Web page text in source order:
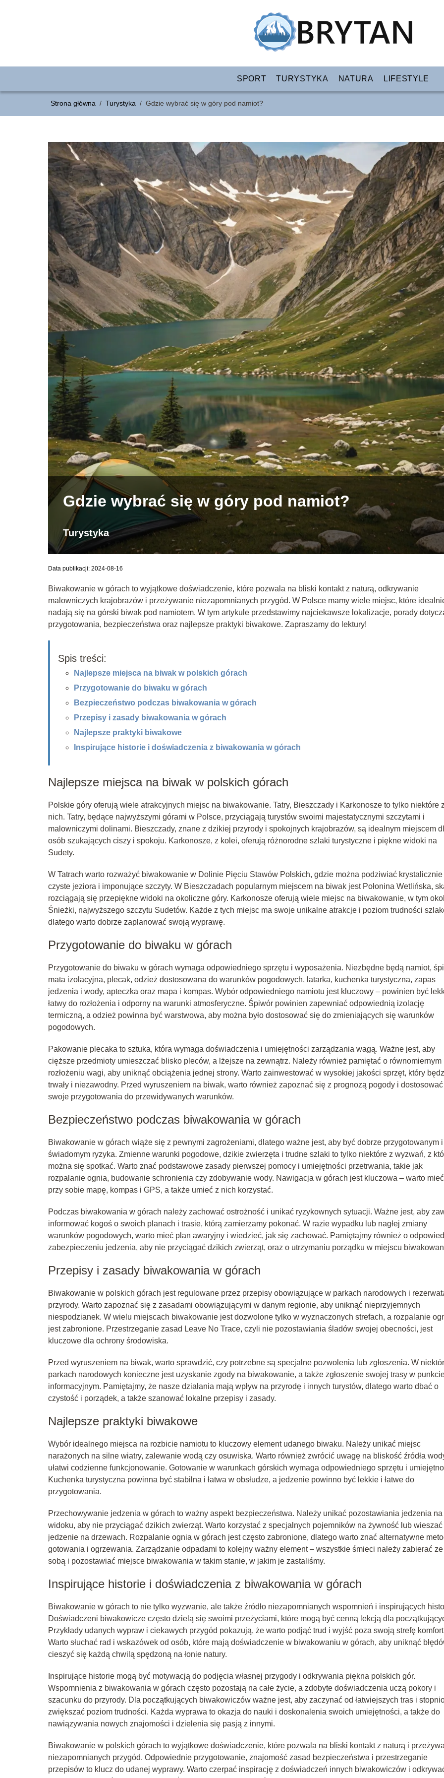
SPORT TURYSTYKA NATURA LIFESTYLE
Strona główna / Turystyka / Gdzie wybrać się w góry pod namiot?
Gdzie wybrać się w góry pod namiot?
Turystyka
Data publikacji: 2024-08-16
Biwakowanie w górach to wyjątkowe doświadczenie, które pozwala na bliski kontakt z naturą, odkrywanie
malowniczych krajobrazów i przeżywanie niezapomnianych przygód. W Polsce mamy wiele miejsc, które
nadają się na górski biwak pod namiotem. W tym artykule przedstawimy najciekawsze lokalizacje, porady
przygotowania, bezpieczeństwa oraz najlepsze praktyki biwakowe. Zapraszamy do lektury!
Spis treści:
Najlepsze miejsca na biwak w polskich górach
Przygotowanie do biwaku w górach
Bezpieczeństwo podczas biwakowania w górach
Przepisy i zasady biwakowania w górach
Najlepsze praktyki biwakowe
Inspirujące historie i doświadczenia z biwakowania w górach
Najlepsze miejsca na biwak w polskich górach
Polskie góry oferują wiele atrakcyjnych miejsc na biwakowanie. Tatry, Bieszczady i Karkonosze to tylko niektóre z
nich. Tatry, będące najwyższymi górami w Polsce, przyciągają turystów swoimi majestatycznymi szczytami i
malowniczymi dolinami. Bieszczady, znane z dzikiej przyrody i spokojnych krajobrazów, są idealnym miejscem
osób szukających ciszy i spokoju. Karkonosze, z kolei, oferują różnorodne szlaki turystyczne i piękne widoki na
Sudety.
W Tatrach warto rozważyć biwakowanie w Dolinie Pięciu Stawów Polskich, gdzie można podziwiać krystalicznie
czyste jeziora i imponujące szczyty. W Bieszczadach popularnym miejscem na biwak jest Połonina Wetlińska,
rozciągają się przepiękne widoki na okoliczne góry. Karkonosze oferują wiele miejsc na biwakowanie, w tym
Śnieżki, najwyższego szczytu Sudetów. Każde z tych miejsc ma swoje unikalne atrakcje i poziom trudności
dlatego warto dobrze zaplanować swoją wyprawę.
Przygotowanie do biwaku w górach
Przygotowanie do biwaku w górach wymaga odpowiedniego sprzętu i wyposażenia. Niezbędne będą namiot,
mata izolacyjna, plecak, odzież dostosowana do warunków pogodowych, latarka, kuchenka turystyczna, zapas
jedzenia i wody, apteczka oraz mapa i kompas. Wybór odpowiedniego namiotu jest kluczowy – powinien być
łatwy do rozłożenia i odporny na warunki atmosferyczne. Śpiwór powinien zapewniać odpowiednią izolację
termiczną, a odzież powinna być warstwowa, aby można było dostosować się do zmieniających się warunków
pogodowych.
Pakowanie plecaka to sztuka, która wymaga doświadczenia i umiejętności zarządzania wagą. Ważne jest, aby
cięższe przedmioty umieszczać blisko pleców, a lżejsze na zewnątrz. Należy również pamiętać o równomiernym
rozłożeniu wagi, aby uniknąć obciążenia jednej strony. Warto zainwestować w wysokiej jakości sprzęt, który
trwały i niezawodny. Przed wyruszeniem na biwak, warto również zapoznać się z prognozą pogody i dostosować
swoje przygotowania do przewidywanych warunków.
Bezpieczeństwo podczas biwakowania w górach
Biwakowanie w górach wiąże się z pewnymi zagrożeniami, dlatego ważne jest, aby być dobrze przygotowanym i
świadomym ryzyka. Zmienne warunki pogodowe, dzikie zwierzęta i trudne szlaki to tylko niektóre z wyzwań, z
można się spotkać. Warto znać podstawowe zasady pierwszej pomocy i umiejętności przetrwania, takie jak
rozpalanie ognia, budowanie schronienia czy zdobywanie wody. Nawigacja w górach jest kluczowa – warto mieć
przy sobie mapę, kompas i GPS, a także umieć z nich korzystać.
Podczas biwakowania w górach należy zachować ostrożność i unikać ryzykownych sytuacji. Ważne jest, aby
informować kogoś o swoich planach i trasie, którą zamierzamy pokonać. W razie wypadku lub nagłej zmiany
warunków pogodowych, warto mieć plan awaryjny i wiedzieć, jak się zachować. Pamiętajmy również o
zabezpieczeniu jedzenia, aby nie przyciągać dzikich zwierząt, oraz o utrzymaniu porządku w miejscu
Przepisy i zasady biwakowania w górach
Biwakowanie w polskich górach jest regulowane przez przepisy obowiązujące w parkach narodowych i
przyrody. Warto zapoznać się z zasadami obowiązującymi w danym regionie, aby uniknąć nieprzyjemnych
niespodzianek. W wielu miejscach biwakowanie jest dozwolone tylko w wyznaczonych strefach, a rozpalanie
jest zabronione. Przestrzeganie zasad Leave No Trace, czyli nie pozostawiania śladów swojej obecności, jest
kluczowe dla ochrony środowiska.
Przed wyruszeniem na biwak, warto sprawdzić, czy potrzebne są specjalne pozwolenia lub zgłoszenia. W
parkach narodowych konieczne jest uzyskanie zgody na biwakowanie, a także zgłoszenie swojej trasy w
informacyjnym. Pamiętajmy, że nasze działania mają wpływ na przyrodę i innych turystów, dlatego warto dbać o
czystość i porządek, a także szanować lokalne przepisy i zasady.
Najlepsze praktyki biwakowe
Wybór idealnego miejsca na rozbicie namiotu to kluczowy element udanego biwaku. Należy unikać miejsc
narażonych na silne wiatry, zalewanie wodą czy osuwiska. Warto również zwrócić uwagę na bliskość źródła
ułatwi codzienne funkcjonowanie. Gotowanie w warunkach górskich wymaga odpowiedniego sprzętu i
Kuchenka turystyczna powinna być stabilna i łatwa w obsłudze, a jedzenie powinno być lekkie i łatwe do
przygotowania.
Przechowywanie jedzenia w górach to ważny aspekt bezpieczeństwa. Należy unikać pozostawiania jedzenia na
widoku, aby nie przyciągać dzikich zwierząt. Warto korzystać z specjalnych pojemników na żywność lub wieszać
jedzenie na drzewach. Rozpalanie ognia w górach jest często zabronione, dlatego warto znać alternatywne
gotowania i ogrzewania. Zarządzanie odpadami to kolejny ważny element – wszystkie śmieci należy zabierać ze
sobą i pozostawiać miejsce biwakowania w takim stanie, w jakim je zastaliśmy.
Inspirujące historie i doświadczenia z biwakowania w górach
Biwakowanie w górach to nie tylko wyzwanie, ale także źródło niezapomnianych wspomnień i inspirujących
Doświadczeni biwakowicze często dzielą się swoimi przeżyciami, które mogą być cenną lekcją dla
Przykłady udanych wypraw i ciekawych przygód pokazują, że warto podjąć trud i wyjść poza swoją strefę
Warto słuchać rad i wskazówek od osób, które mają doświadczenie w biwakowaniu w górach, aby uniknąć
cieszyć się każdą chwilą spędzoną na łonie natury.
Inspirujące historie mogą być motywacją do podjęcia własnej przygody i odkrywania piękna polskich gór.
Wspomnienia z biwakowania w górach często pozostają na całe życie, a zdobyte doświadczenia uczą pokory i
szacunku do przyrody. Dla początkujących biwakowiczów ważne jest, aby zaczynać od łatwiejszych tras i
zwiększać poziom trudności. Każda wyprawa to okazja do nauki i doskonalenia swoich umiejętności, a także do
nawiązywania nowych znajomości i dzielenia się pasją z innymi.
Biwakowanie w polskich górach to wyjątkowe doświadczenie, które pozwala na bliski kontakt z naturą i
niezapomnianych przygód. Odpowiednie przygotowanie, znajomość zasad bezpieczeństwa i przestrzeganie
przepisów to klucz do udanej wyprawy. Warto czerpać inspirację z doświadczeń innych biwakowiczów i